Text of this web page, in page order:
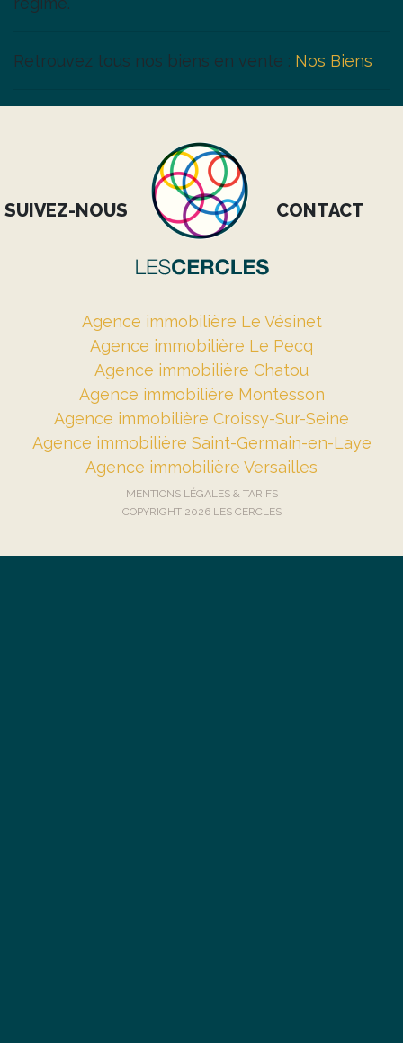
Retrouvez tous nos biens en vente : Nos Biens
SUIVEZ-NOUS CONTACT
Agence immobilière Le Vésinet
Agence immobilière Le Pecq
Agence immobilière Chatou
Agence immobilière Montesson
Agence immobilière Croissy-Sur-Seine
Agence immobilière Saint-Germain-en-Laye
Agence immobilière Versailles
MENTIONS LÉGALES & TARIFS
COPYRIGHT 2026 LES CERCLES